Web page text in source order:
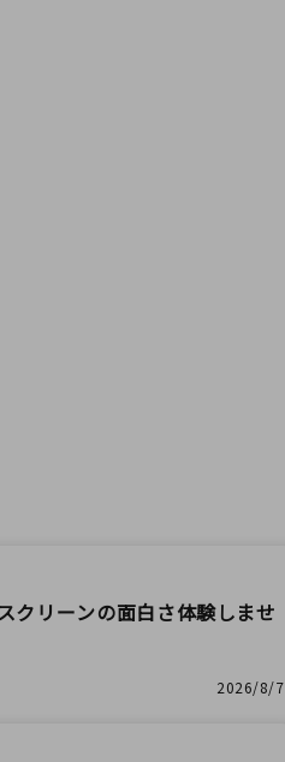
リーンの面白さ体験しませ
2026/8/7